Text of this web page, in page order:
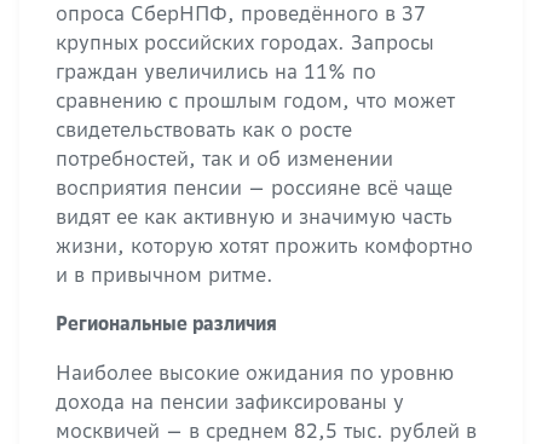
опроса СберНПФ, проведённого в 37
крупных российских городах. Запросы
граждан увеличились на 11% по
сравнению с прошлым годом, что может
свидетельствовать как о росте
потребностей, так и об изменении
восприятия пенсии — россияне всё чаще
видят ее как активную и значимую часть
жизни, которую хотят прожить комфортно
и в привычном ритме.
Региональные различия
Наиболее высокие ожидания по уровню
дохода на пенсии зафиксированы у
москвичей — в среднем 82,5 тыс. рублей в